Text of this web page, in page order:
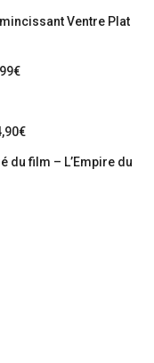
Ventre Plat
film – L’Empire du